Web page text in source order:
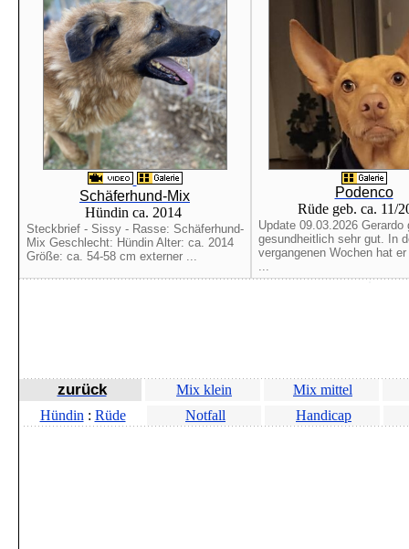
Schäferhund-Mix
Hündin ca. 2014
Steckbrief - Sissy - Rasse: Schäferhund-
Mix Geschlecht: Hündin Alter: ca. 2014
Größe: ca. 54-58 cm externer ...
Podenco
Rüde geb. ca. 11/
Update 09.03.2026 Gerardo
gesundheitlich sehr gut. In
vergangenen Wochen hat
...
zurück Mix klein
Mix mittel
Hündin : Rüde Notfall Handicap